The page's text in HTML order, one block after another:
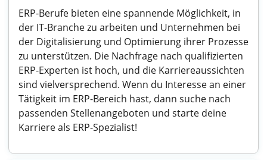
ERP-Berufe bieten eine spannende Möglichkeit, in
der IT-Branche zu arbeiten und Unternehmen bei
der Digitalisierung und Optimierung ihrer Prozesse
zu unterstützen. Die Nachfrage nach qualifizierten
ERP-Experten ist hoch, und die Karriereaussichten
sind vielversprechend. Wenn du Interesse an einer
Tätigkeit im ERP-Bereich hast, dann suche nach
passenden Stellenangeboten und starte deine
Karriere als ERP-Spezialist!